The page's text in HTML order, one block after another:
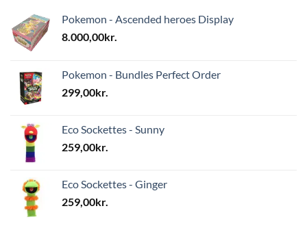
Pokemon - Ascended heroes Display
8.000,00kr.
Pokemon - Bundles Perfect Order
299,00kr.
Eco Sockettes - Sunny
259,00kr.
Eco Sockettes - Ginger
259,00kr.